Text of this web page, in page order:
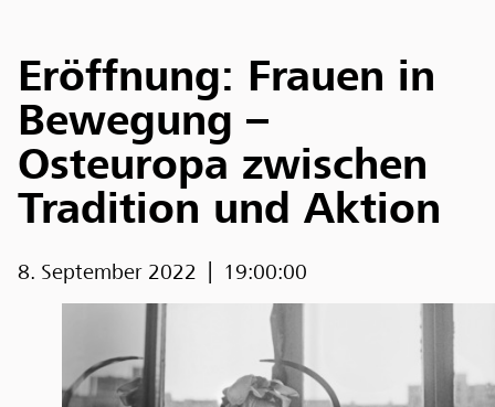
Eröffnung: Frauen in
Bewegung –
Osteuropa zwischen
Tradition und Aktion
8. September 2022 19:00:00